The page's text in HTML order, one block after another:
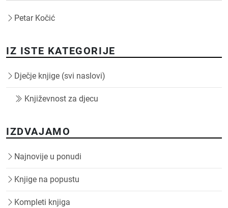
Petar Kočić
IZ ISTE KATEGORIJE
Dječje knjige (svi naslovi)
Književnost za djecu
IZDVAJAMO
Najnovije u ponudi
Knjige na popustu
Kompleti knjiga